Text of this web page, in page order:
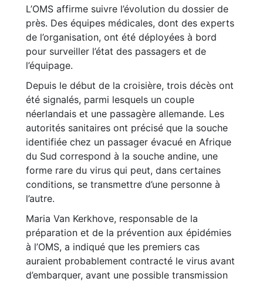
L’OMS affirme suivre l’évolution du dossier de
près. Des équipes médicales, dont des experts
de l’organisation, ont été déployées à bord
pour surveiller l’état des passagers et de
l’équipage.
Depuis le début de la croisière, trois décès ont
été signalés, parmi lesquels un couple
néerlandais et une passagère allemande. Les
autorités sanitaires ont précisé que la souche
identifiée chez un passager évacué en Afrique
du Sud correspond à la souche andine, une
forme rare du virus qui peut, dans certaines
conditions, se transmettre d’une personne à
l’autre.
Maria Van Kerkhove, responsable de la
préparation et de la prévention aux épidémies
à l’OMS, a indiqué que les premiers cas
auraient probablement contracté le virus avant
d’embarquer, avant une possible transmission